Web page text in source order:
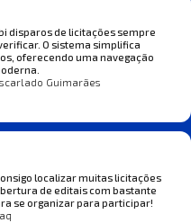
disparos de licitações sempre
O sistema simplifica
oferecendo uma navegação
Guimarães
localizar muitas licitações
de editais com bastante
se organizar para participar!